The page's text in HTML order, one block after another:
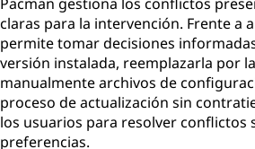
claras para la intervención. Frente a
permite tomar decisiones
versión instalada, reemplazarla por
manualmente archivos de
proceso de actualización sin
los usuarios para resolver conflictos
preferencias.